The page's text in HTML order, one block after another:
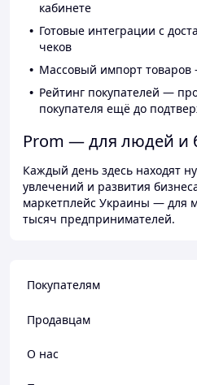
кабинете
Готовые интеграции с
чеков
Массовый импорт товаров
Рейтинг покупателей —
покупателя ещё до
Prom — для людей и
Каждый день здесь находят
увлечений и развития
маркетплейс Украины — для
тысяч предпринимателей.
Покупателям
Продавцам
О нас